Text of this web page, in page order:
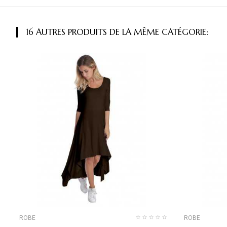
16 AUTRES PRODUITS DE LA MÊME CATÉGORIE:
ROBE ROBE